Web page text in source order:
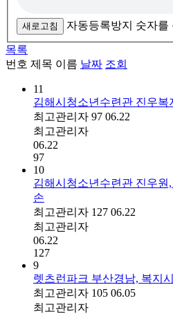
새로고침 자동등록방지 숫자를
목록
번호 제목 이름 날짜 조회
11
김해시청소년수련관 진우복
최고관리자 97 06.22
최고관리자
06.22
97
10
김해시청소년수련관 진우
손
최고관리자 127 06.22
최고관리자
06.22
127
9
렛츠런파크 부산경남, 복지
최고관리자 105 06.05
최고관리자